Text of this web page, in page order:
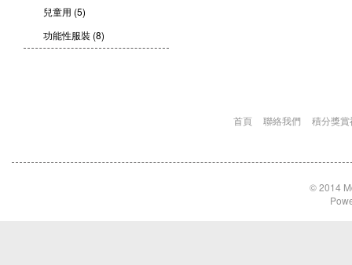
兒童用 (5)
功能性服裝 (8)
首頁 聯絡我們 積分獎
© 2014